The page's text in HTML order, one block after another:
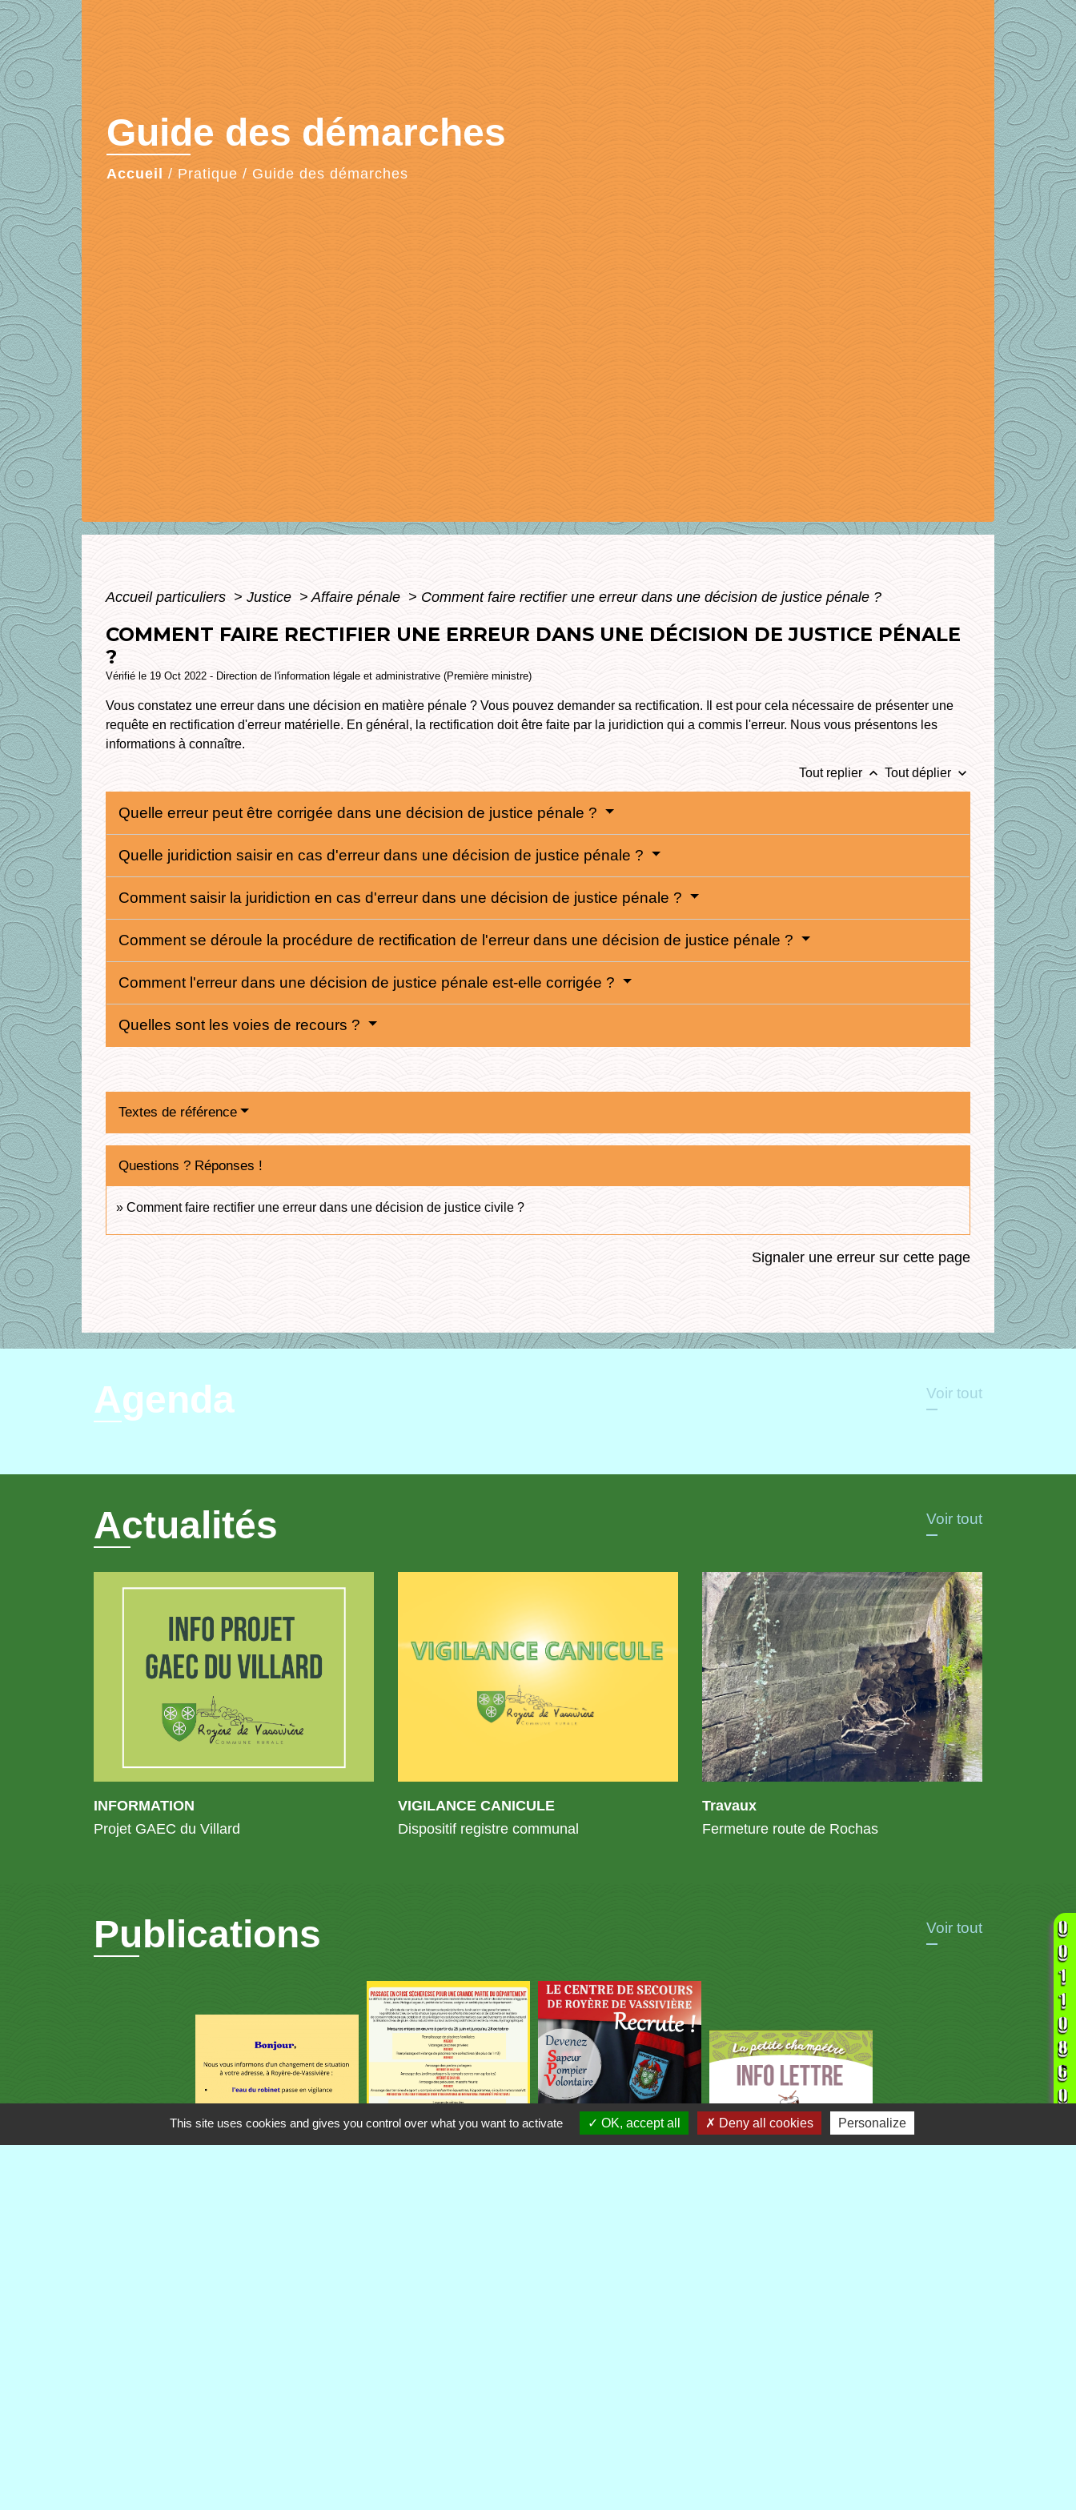
Guide des démarches
Accueil / Pratique / Guide des démarches
Accueil particuliers > Justice > Affaire pénale > Comment faire rectifier une erreur dans une décision de justice pénale ?
COMMENT FAIRE RECTIFIER UNE ERREUR DANS UNE DÉCISION DE JUSTICE PÉNALE
?
Vérifié le 19 Oct 2022 - Direction de l'information légale et administrative (Première ministre)
Vous constatez une erreur dans une décision en matière pénale ? Vous pouvez demander sa rectification. Il est pour cela nécessaire de présenter une
requête en rectification d'erreur matérielle. En général, la rectification doit être faite par la juridiction qui a commis l'erreur. Nous vous présentons les
informations à connaître.
Tout replier keyboard_arrow_up Tout déplier keyboard_arrow_down
Quelle erreur peut être corrigée dans une décision de justice pénale ?
Quelle juridiction saisir en cas d'erreur dans une décision de justice pénale ?
Comment saisir la juridiction en cas d'erreur dans une décision de justice pénale ?
Comment se déroule la procédure de rectification de l'erreur dans une décision de justice pénale ?
Comment l'erreur dans une décision de justice pénale est-elle corrigée ?
Quelles sont les voies de recours ?
Textes de référence
Questions ? Réponses !
Comment faire rectifier une erreur dans une décision de justice civile ?
Signaler une erreur sur cette page
Agenda Voir tout
Actualités Voir tout
INFORMATION
Projet GAEC du Villard
VIGILANCE CANICULE
Dispositif registre communal
Travaux
Fermeture route de Rochas
Publications Voir tout
This site uses cookies and gives you control over what you want to activate OK, accept all Deny all cookies Personalize